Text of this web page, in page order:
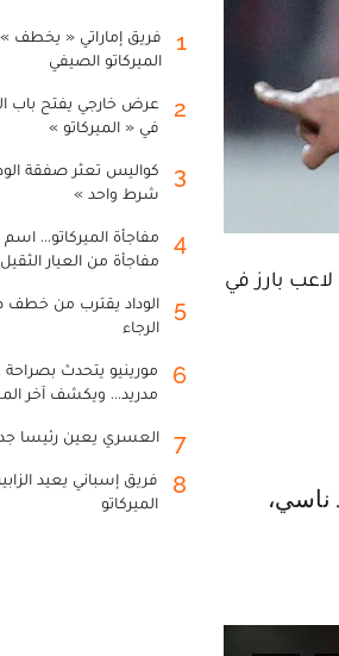
بارز في
1
فريق إماراتي « يخطف
الميركاتو الصيفي
2
عرض خارجي يفتح باب
في « الميركاتو »
3
كواليس تعثر صفقة
شرط واحد »
4
مفاجأة الميركاتو...
مفاجأة من العيار
5
الوداد يقترب من
الرجاء
6
مورينيو يتحدث بصراحة
مدريد... ويكشف آخر
7 العسري يعين رئيسا
8
فريق إسباني يعيد
الميركاتو